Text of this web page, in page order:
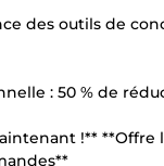
des outils de
: 50 % de
!** **Offre